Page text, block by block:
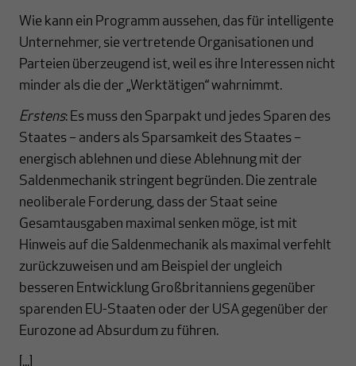
Wie kann ein Programm aussehen, das für intelligente
Unternehmer, sie vertretende Organisationen und
Parteien überzeugend ist, weil es ihre Interessen nicht
minder als die der „Werktätigen“ wahrnimmt.
Erstens: Es muss den Sparpakt und jedes Sparen des
Staates – anders als Sparsamkeit des Staates –
energisch ablehnen und diese Ablehnung mit der
Saldenmechanik stringent begründen. Die zentrale
neoliberale Forderung, dass der Staat seine
Gesamtausgaben maximal senken möge, ist mit
Hinweis auf die Saldenmechanik als maximal verfehlt
zurückzuweisen und am Beispiel der ungleich
besseren Entwicklung Großbritanniens gegenüber
sparenden EU-Staaten oder der USA gegenüber der
Eurozone ad Absurdum zu führen.
[...]